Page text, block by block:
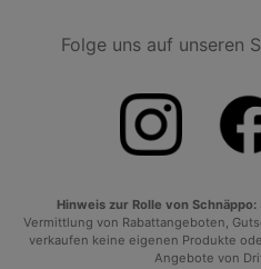
Folge uns auf unseren
Hinweis zur Rolle von Schnäppo:
Vermittlung von Rabattangeboten,
verkaufen keine eigenen Produkte
Angebote von